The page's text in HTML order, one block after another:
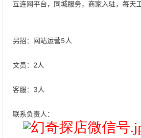
互连网平台，同城服务，商家入驻，每
另招：网站运营5人
文员：2人
客服：3人
联系负责人：